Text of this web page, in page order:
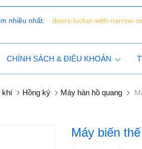
nhiều nhất: doors-locker-with-narrow-
CHÍNH SÁCH & ĐIỀU KHOẢN
khí Hồng ký Máy hàn hồ quang
Máy biến